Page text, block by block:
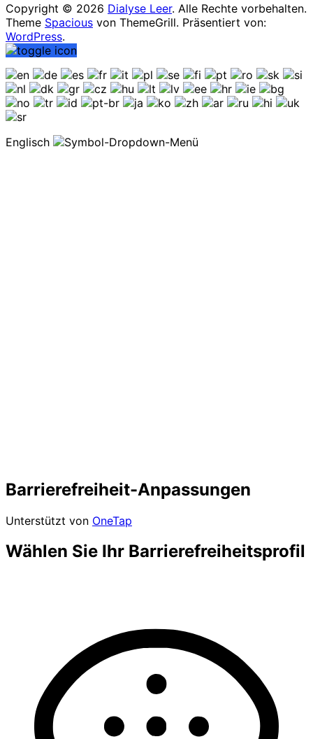
Copyright © 2026 Dialyse Leer. Alle Rechte vorbehalten.
Theme Spacious von ThemeGrill. Präsentiert von:
WordPress.
Englisch
Barrierefreiheit-Anpassungen
Unterstützt von OneTap
Wählen Sie Ihr Barrierefreiheitsprofil